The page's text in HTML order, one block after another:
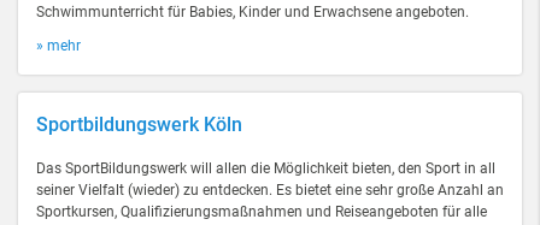
Schwimmunterricht für Babies, Kinder und Erwachsene angeboten.
» mehr
Sportbildungswerk Köln
Das SportBildungswerk will allen die Möglichkeit bieten, den Sport in all
seiner Vielfalt (wieder) zu entdecken. Es bietet eine sehr große Anzahl an
Sportkursen, Qualifizierungsmaßnahmen und Reiseangeboten für alle